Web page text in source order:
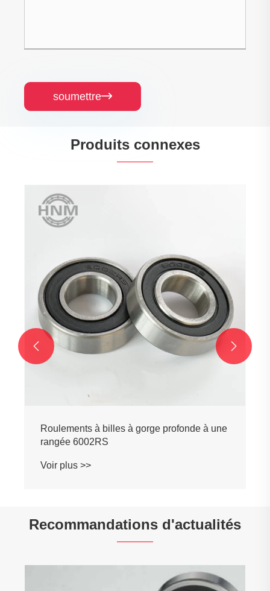
soumettre
Produits connexes
Roulements à billes à gorge profonde à une
rangée 6002RS
Voir plus >>
 
Recommandations d'actualités